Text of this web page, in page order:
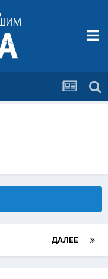
ДАЛЕЕ